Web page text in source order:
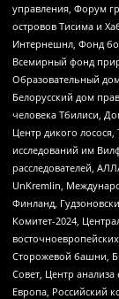
управления, Форум
островов Тисима и
Интернешнл, Фонд
Всемирный фонд
Образовательный
Белорусский дом
человека Тбилиси,
Центр дикого
исследований им
расследователей,
UnKremlin,
Финланд,
Комитет-2024,
Сторожевой башни,
Совет, Центр
Европа, Российский